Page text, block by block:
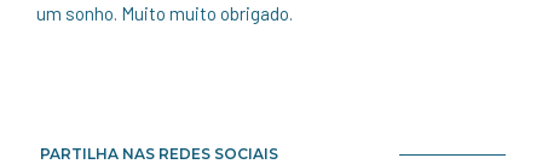
um sonho. Muito muito obrigado.
PARTILHA NAS REDES SOCIAIS